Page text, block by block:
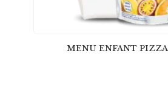
MENU ENFANT